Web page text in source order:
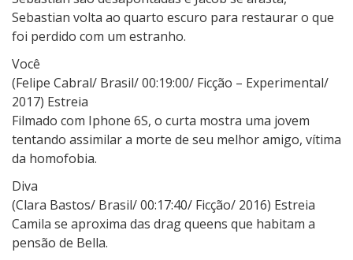
Sebastian volta ao quarto escuro para restaurar o que
foi perdido com um estranho.
Você
(Felipe Cabral/ Brasil/ 00:19:00/ Ficção – Experimental/
2017) Estreia
Filmado com Iphone 6S, o curta mostra uma jovem
tentando assimilar a morte de seu melhor amigo, vítima
da homofobia.
Diva
(Clara Bastos/ Brasil/ 00:17:40/ Ficção/ 2016) Estreia
Camila se aproxima das drag queens que habitam a
pensão de Bella.